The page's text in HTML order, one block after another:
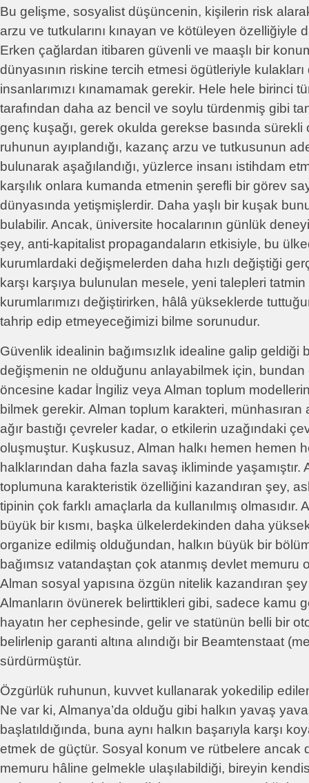
Bu gelişme, sosyalist düşüncenin, kişilerin risk
arzu ve tutkularını kınayan ve kötüleyen özelliğiyle
Erken çağlardan itibaren güvenli ve maaşlı bir
dünyasının riskine tercih etmesi ögütleriyle
insanlarımızı kınamamak gerekir. Hele hele birinci
tarafından daha az bencil ve soylu türdenmiş gibi
genç kuşağı, gerek okulda gerekse basında
ruhunun ayıplandığı, kazanç arzu ve tutkusunun
bulunarak aşağılandığı, yüzlerce insanı istihdam
karşılık onlara kumanda etmenin şerefli bir görev
dünyasında yetişmişlerdir. Daha yaşlı bir kuşak
bulabilir. Ancak, üniversite hocalarının günlük
şey, anti-kapitalist propagandaların etkisiyle, bu
kurumlardaki değişmelerden daha hızlı değiştiği
karşı karşıya bulunulan mesele, yeni talepleri
kurumlarımızı değiştirirken, hâlâ yükseklerde
tahrip edip etmeyeceğimizi bilme sorunudur.
Güvenlik idealinin bağımsızlık idealine galip geldiği
değişmenin ne olduğunu anlayabilmek için, bundan
öncesine kadar İngiliz veya Alman toplum
bilmek gerekir. Alman toplum karakteri,
ağır bastığı çevreler kadar, o etkilerin uzağındaki
oluşmuştur. Kuşkusuz, Alman halkı hemen hemen
halklarından daha fazla savaş ikliminde yaşamıştır.
toplumuna karakteristik özelliğini kazandıran şey,
tipinin çok farklı amaçlarla da kullanılmış olmasıdır.
büyük bir kısmı, başka ülkelerdekinden daha
organize edilmiş olduğundan, halkın büyük bir
bağımsız vatandaştan çok atanmış devlet memuru
Alman sosyal yapısına özgün nitelik kazandıran
Almanların övünerek belirttikleri gibi, sadece kamu
hayatın her cephesinde, gelir ve statünün belli bir
belirlenip garanti altına alındığı bir Beamtenstaat
sürdürmüştür.
Özgürlük ruhunun, kuvvet kullanarak yokedilip
Ne var ki, Almanya’da olduğu gibi halkın yavaş
başlatıldığında, buna aynı halkın başarıyla karşı
etmek de güçtür. Sosyal konum ve rütbelere ancak
memuru hâline gelmekle ulaşılabildiği, bireyin